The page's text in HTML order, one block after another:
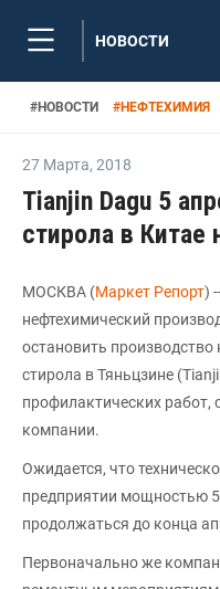
НОВОСТИ
#НОВОСТИ #НЕФТЕХИМИЯ
27 Марта, 2018
Tianjin Dagu 5
стирола в Китае
МОСКВА (Маркет Репорт)
нефтехимический
остановить
стирола в Тяньцзине
профилактических работ,
компании.
Ожидается, что
предприятии мощностью
продолжаться до конца
Первоначально же